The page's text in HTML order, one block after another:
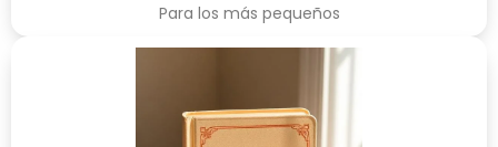
Para los más pequeños